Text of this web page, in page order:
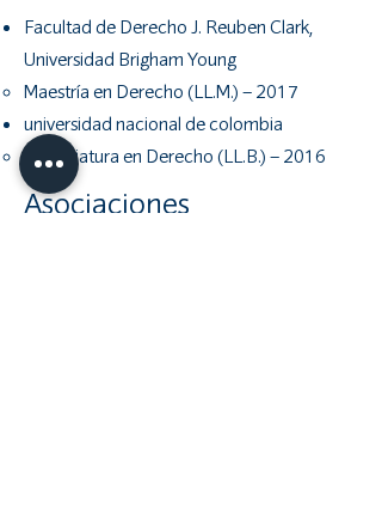
Facultad de Derecho J. Reuben Clark,
Universidad Brigham Young
Maestría en Derecho (LL.M.) – 2017
universidad nacional de colombia
Licenciatura en Derecho (LL.B.) – 2016
Asociaciones